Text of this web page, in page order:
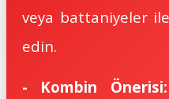
veya battaniyeler
edin.
- Kombin Önerisi: